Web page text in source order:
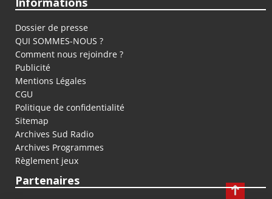
Dossier de presse
QUI SOMMES-NOUS ?
Comment nous rejoindre ?
Publicité
Mentions Légales
CGU
Politique de confidentialité
Sitemap
Archives Sud Radio
Archives Programmes
Règlement jeux
Partenaires